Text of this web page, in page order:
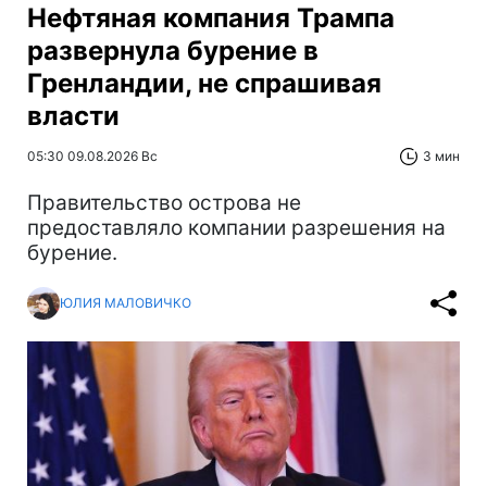
Нефтяная компания Трампа
развернула бурение в
Гренландии, не спрашивая
власти
05:30 09.08.2026 Вс 3 мин
Правительство острова не
предоставляло компании разрешения на
бурение.
ЮЛИЯ МАЛОВИЧКО